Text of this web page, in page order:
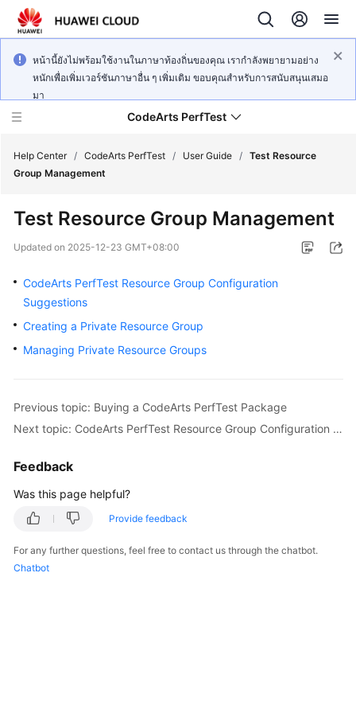
หน้านี้ยังไม่พร้อมใช้งานในภาษาท้องถิ่นของคุณ เรากำลังพยายามอย่าง
หนักเพื่อเพิ่มเวอร์ชันภาษาอื่น ๆ เพิ่มเติม ขอบคุณสำหรับการสนับสนุนเสมอ
มา
CodeArts PerfTest
New
Overview
Getting
User
Guide
Best
Practices
API
SDK
Help Center / CodeArts PerfTest / User Guide / Test Resource
Group Management
Test Resource Group Management
Updated on 2025-12-23 GMT+08:00
CodeArts PerfTest Resource Group Configuration
Suggestions
Creating a Private Resource Group
Managing Private Resource Groups
Previous topic: Buying a CodeArts PerfTest Package
Next topic: CodeArts PerfTest Resource Group Configuration Suggestions
Feedback
Was this page helpful?
Provide feedback
For any further questions, feel free to contact us through the chatbot.
Chatbot